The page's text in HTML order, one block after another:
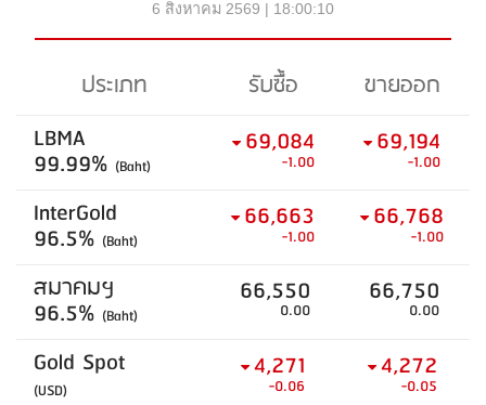
6 สิงหาคม 2569 | 18:00:10
ประเภท รับซื้อ
ขายออก
LBMA
99.99% (Baht)
69,084
-1.00
69,194
-1.00
InterGold
96.5% (Baht)
66,663
-1.00
66,768
-1.00
สมาคมฯ
96.5% (Baht)
66,550
0.00
66,750
0.00
Gold Spot
(USD)
4,271
-0.06
4,272
-0.05